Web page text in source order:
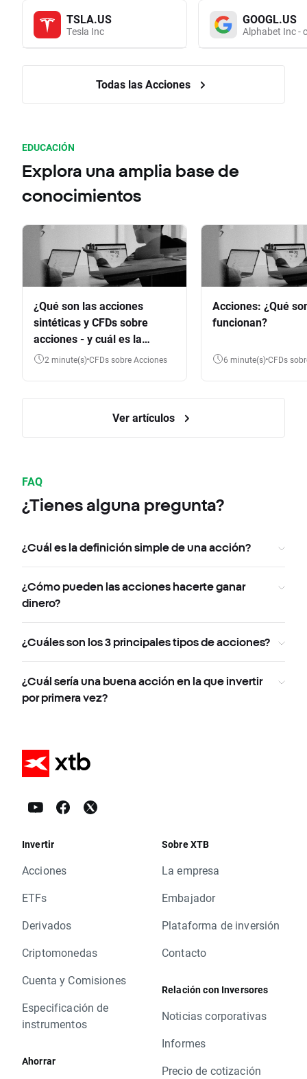
TSLA.US
Tesla Inc
GOOGL.US
Alphabet Inc -
Todas las Acciones
EDUCACIÓN
Explora una amplia base de
conocimientos
¿Qué son las acciones
sintéticas y CFDs sobre
acciones - y cuál es la
diferencia?
2 minute(s) CFDs sobre Acciones
Acciones: ¿Qué
funcionan?
6 minute(s) CFDs
Ver artículos
FAQ
¿Tienes alguna pregunta?
¿Cuál es la definición simple de una acción?
¿Cómo pueden las acciones hacerte ganar
dinero?
¿Cuáles son los 3 principales tipos de acciones?
¿Cuál sería una buena acción en la que invertir
por primera vez?
Invertir
Acciones
ETFs
Derivados
Criptomonedas
Cuenta y Comisiones
Especificación de
instrumentos
Ahorrar
Sobre XTB
La empresa
Embajador
Plataforma de inversión
Contacto
Relación con Inversores
Noticias corporativas
Informes
Precio de cotización